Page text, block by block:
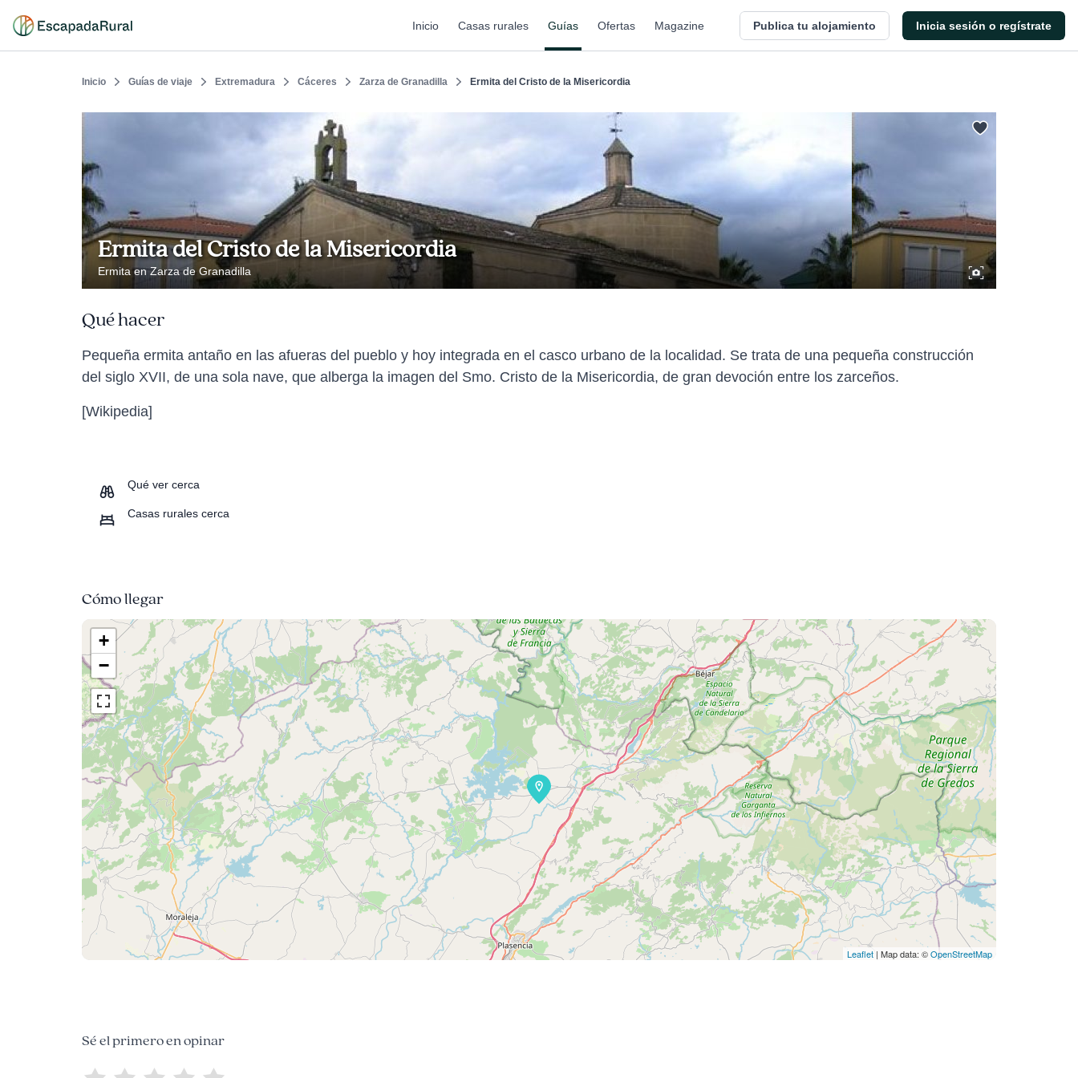
Inicio Casas rurales Guías Ofertas Magazine Publica tu alojamiento Inicia sesión o regístrate
Inicio Guías de viaje Extremadura Cáceres Zarza de Granadilla Ermita del Cristo de la Misericordia
Ermita del Cristo de la Misericordia
Ermita en Zarza de Granadilla
Qué hacer
Pequeña ermita antaño en las afueras del pueblo y hoy integrada en el casco urbano de la localidad. Se trata de una pequeña construcción
del siglo XVII, de una sola nave, que alberga la imagen del Smo. Cristo de la Misericordia, de gran devoción entre los zarceños.
[Wikipedia]
Qué ver cerca
Casas rurales cerca
Cómo llegar
+
−
Leaflet | Map data: ©OpenStreetMap
Sé el primero en opinar